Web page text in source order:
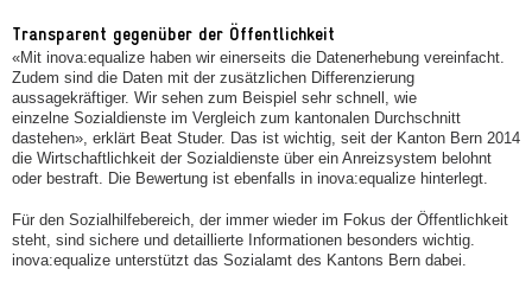
Transparent gegenüber der Öffentlichkeit
«Mit inova:equalize haben wir einerseits die Datenerhebung vereinfacht.
Zudem sind die Daten mit der zusätzlichen Differenzierung
aussagekräftiger. Wir sehen zum Beispiel sehr schnell, wie
einzelne Sozialdienste im Vergleich zum kantonalen Durchschnitt
dastehen», erklärt Beat Studer. Das ist wichtig, seit der Kanton Bern 2014
die Wirtschaftlichkeit der Sozialdienste über ein Anreizsystem belohnt
oder bestraft. Die Bewertung ist ebenfalls in inova:equalize hinterlegt.
Für den Sozialhilfebereich, der immer wieder im Fokus der Öffentlichkeit
steht, sind sichere und detaillierte Informationen besonders wichtig.
inova:equalize unterstützt das Sozialamt des Kantons Bern dabei.